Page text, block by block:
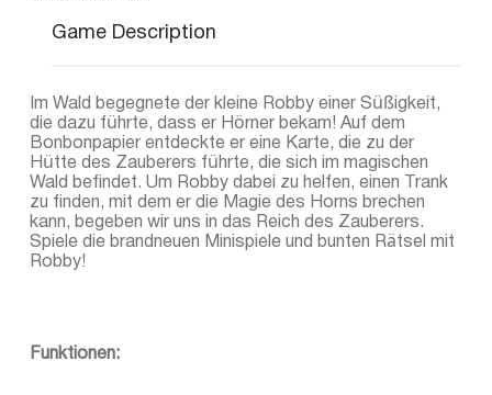
Game Description
Im Wald begegnete der kleine Robby einer Süßigkeit,
die dazu führte, dass er Hörner bekam! Auf dem
Bonbonpapier entdeckte er eine Karte, die zu der
Hütte des Zauberers führte, die sich im magischen
Wald befindet. Um Robby dabei zu helfen, einen Trank
zu finden, mit dem er die Magie des Horns brechen
kann, begeben wir uns in das Reich des Zauberers.
Spiele die brandneuen Minispiele und bunten Rätsel mit
Robby!
Funktionen: